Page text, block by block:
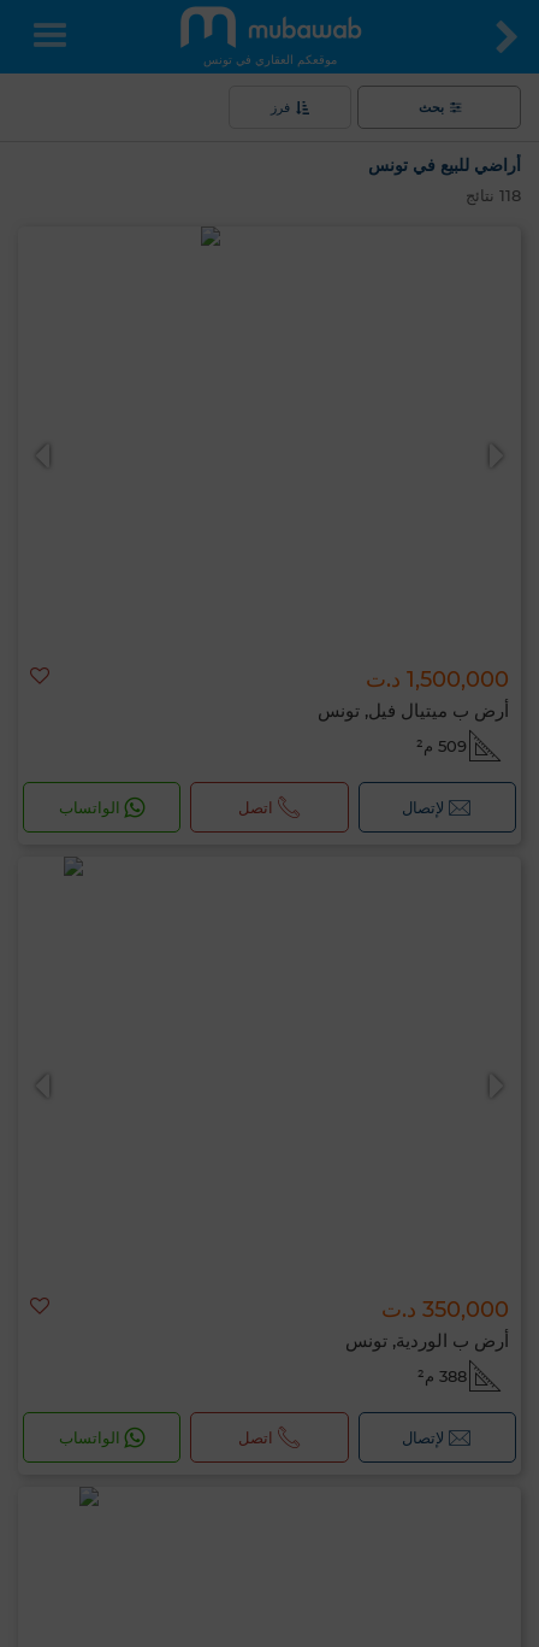
موقعكم العقاري في تونس
بحث فرز
أراضي للبيع في تونس
118 نتائج
1,500,000 د.ت
أرض ب ميتيال فيل, تونس
509 م²
لإتصال اتصل الواتساب
350,000 د.ت
أرض ب الوردية, تونس
388 م²
لإتصال اتصل الواتساب